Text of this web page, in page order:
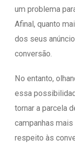
um problema
Afinal, quanto
dos seus
conversão.
No entanto,
essa
tornar a parcela
campanhas
respeito às